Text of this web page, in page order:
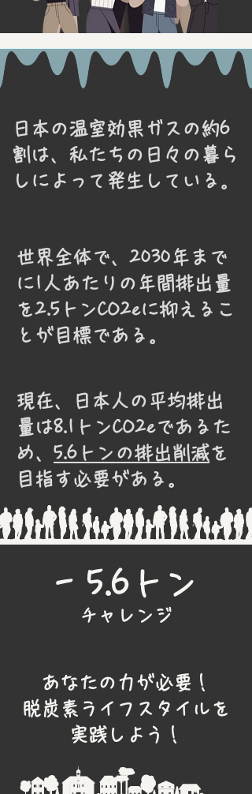
日本の温室効果ガスの約6
割は、私たちの日々の暮ら
しによって発生している。
世界全体で、2030年まで
に1人あたりの年間排出量
を2.5トンCO2eに抑えるこ
とが目標である。
現在、日本人の平均排出
量は8.1トンCO2eであるた
め、 5.6トンの排出削減を
目指す必要がある。
- 5.6トン
チャレンジ
あなたの力が必要！
脱炭素ライフスタイルを
実践しよう！